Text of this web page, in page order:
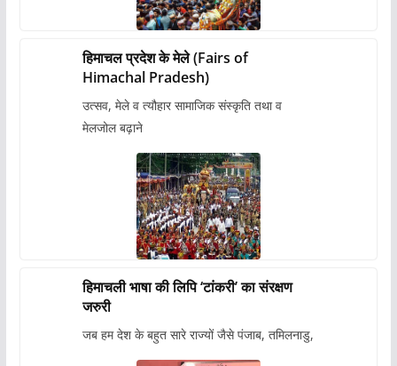
हिमाचल प्रदेश के मेले (Fairs of
Himachal Pradesh)
उत्सव, मेले व त्यौहार सामाजिक संस्कृति तथा व
मेलजोल बढ़ाने
हिमाचली भाषा की लिपि ‘टांकरी’ का संरक्षण
जरुरी
जब हम देश के बहुत सारे राज्यों जैसे पंजाब, तमिलनाडु,